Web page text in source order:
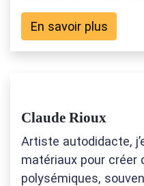
En savoir plus
Claude Rioux
Artiste autodidacte,
matériaux pour créer
polysémiques,